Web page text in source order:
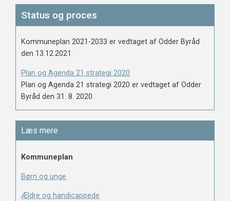
Status og proces
Kommuneplan 2021-2033 er vedtaget af Odder Byråd
den 13.12.2021.
Plan og Agenda 21 strategi 2020
Plan og Agenda 21 strategi 2020 er vedtaget af Odder
Byråd den 31. 8. 2020
Læs mere
Kommuneplan
Børn og unge
Ældre og handicappede